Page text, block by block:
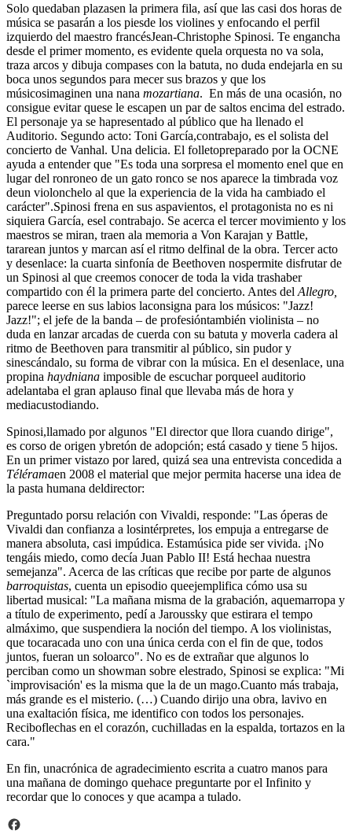
Solo quedaban plazasen la primera fila, así que las casi dos horas de
música se pasarán a los piesde los violines y enfocando el perfil
izquierdo del maestro francésJean-Christophe Spinosi. Te engancha
desde el primer momento, es evidente quela orquesta no va sola,
traza arcos y dibuja compases con la batuta, no duda endejarla en su
boca unos segundos para mecer sus brazos y que los
músicosimaginen una nana mozartiana. En más de una ocasión, no
consigue evitar quese le escapen un par de saltos encima del estrado.
El personaje ya se hapresentado al público que ha llenado el
Auditorio. Segundo acto: Toni García,contrabajo, es el solista del
concierto de Vanhal. Una delicia. El folletopreparado por la OCNE
ayuda a entender que "Es toda una sorpresa el momento enel que en
lugar del ronroneo de un gato ronco se nos aparece la timbrada voz
deun violonchelo al que la experiencia de la vida ha cambiado el
carácter".Spinosi frena en sus aspavientos, el protagonista no es ni
siquiera García, esel contrabajo. Se acerca el tercer movimiento y los
maestros se miran, traen ala memoria a Von Karajan y Battle,
tararean juntos y marcan así el ritmo delfinal de la obra. Tercer acto
y desenlace: la cuarta sinfonía de Beethoven nospermite disfrutar de
un Spinosi al que creemos conocer de toda la vida trashaber
compartido con él la primera parte del concierto. Antes del Allegro,
parece leerse en sus labios laconsigna para los músicos: "Jazz!
Jazz!"; el jefe de la banda – de profesióntambién violinista – no
duda en lanzar arcadas de cuerda con su batuta y moverla cadera al
ritmo de Beethoven para transmitir al público, sin pudor y
sinescándalo, su forma de vibrar con la música. En el desenlace, una
propina haydniana imposible de escuchar porqueel auditorio
adelantaba el gran aplauso final que llevaba más de hora y
mediacustodiando.
Spinosi,llamado por algunos "El director que llora cuando dirige",
es corso de origen ybretón de adopción; está casado y tiene 5 hijos.
En un primer vistazo por lared, quizá sea una entrevista concedida a
Téléramaen 2008 el material que mejor permita hacerse una idea de
la pasta humana deldirector:
Preguntado porsu relación con Vivaldi, responde: "Las óperas de
Vivaldi dan confianza a losintérpretes, los empuja a entregarse de
manera absoluta, casi impúdica. Estamúsica pide ser vivida. ¡No
tengáis miedo, como decía Juan Pablo II! Está hechaa nuestra
semejanza". Acerca de las críticas que recibe por parte de algunos
barroquistas, cuenta un episodio queejemplifica cómo usa su
libertad musical: "La mañana misma de la grabación, aquemarropa y
a título de experimento, pedí a Jaroussky que estirara el tempo
almáximo, que suspendiera la noción del tiempo. A los violinistas,
que tocaracada uno con una única cerda con el fin de que, todos
juntos, fueran un soloarco". No es de extrañar que algunos lo
perciban como un showman sobre elestrado, Spinosi se explica: "Mi
`improvisación' es la misma que la de un mago.Cuanto más trabaja,
más grande es el misterio. (…) Cuando dirijo una obra, lavivo en
una exaltación física, me identifico con todos los personajes.
Reciboflechas en el corazón, cuchilladas en la espalda, tortazos en la
cara."
En fin, unacrónica de agradecimiento escrita a cuatro manos para
una mañana de domingo quehace preguntarte por el Infinito y
recordar que lo conoces y que acampa a tulado.